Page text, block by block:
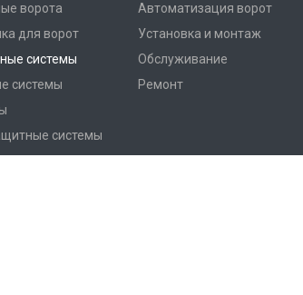
ворота
для ворот
системы
системы
системы
Автоматизация ворот
Установка и монтаж
Обслуживание
Ремонт